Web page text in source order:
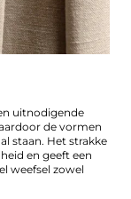
uitnodigende
de vormen
staan. Het strakke
en geeft een
weefsel zowel